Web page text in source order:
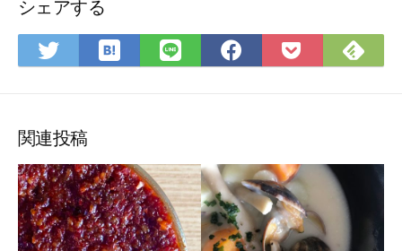
シェアする
Twitter
で
ア
は
て
マ
ー
ク
に
LINE
で
Facebook
で
Pocket
に
で
関連投稿